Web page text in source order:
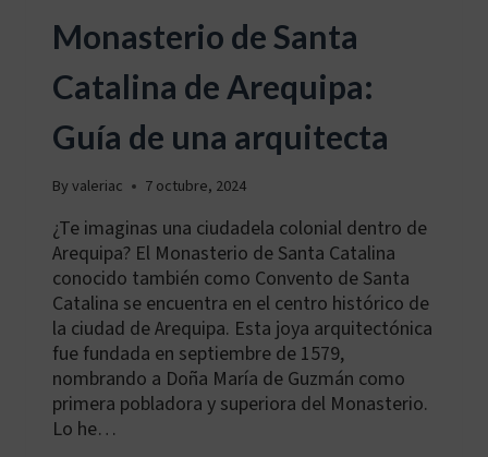
Monasterio de Santa
Catalina de Arequipa:
Guía de una arquitecta
Byvaleriac 7 octubre, 2024
¿Te imaginas una ciudadela colonial dentro de
Arequipa? El Monasterio de Santa Catalina
conocido también como Convento de Santa
Catalina se encuentra en el centro histórico de
la ciudad de Arequipa. Esta joya arquitectónica
fue fundada en septiembre de 1579,
nombrando a Doña María de Guzmán como
primera pobladora y superiora del Monasterio.
Lo he…